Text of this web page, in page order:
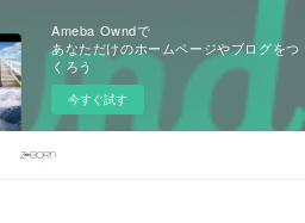
Ameba Owndで
あなただけのホームページやブログをつ
くろう
今すぐ試す